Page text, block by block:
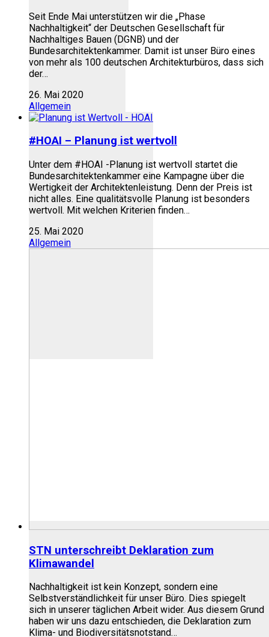
Seit Ende Mai unterstützen wir die „Phase
Nachhaltigkeit“ der Deutschen Gesellschaft für
Nachhaltiges Bauen (DGNB) und der
Bundesarchitektenkammer. Damit ist unser Büro eines
von mehr als 100 deutschen Architekturbüros, dass sich
der…
26. Mai 2020
Allgemein
#HOAI – Planung ist wertvoll
Unter dem #HOAI -Planung ist wertvoll startet die
Bundesarchitektenkammer eine Kampagne über die
Wertigkeit der Architektenleistung. Denn der Preis ist
nicht alles. Eine qualitätsvolle Planung ist besonders
wertvoll. Mit welchen Kriterien finden…
25. Mai 2020
Allgemein
STN unterschreibt Deklaration zum
Klimawandel
Nachhaltigkeit ist kein Konzept, sondern eine
Selbstverständlichkeit für unser Büro. Dies spiegelt
sich in unserer täglichen Arbeit wider. Aus diesem Grund
haben wir uns dazu entschieden, die Deklaration zum
Klima- und Biodiversitätsnotstand…